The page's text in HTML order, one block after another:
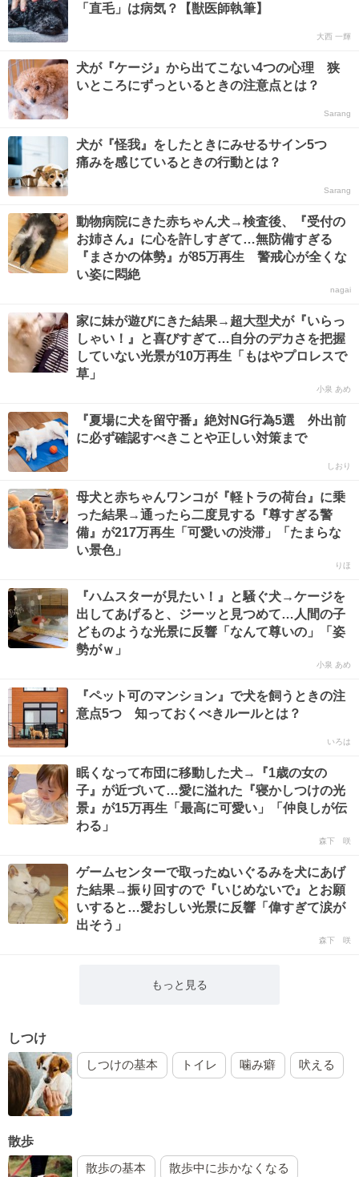
「直毛」は病気？【獣医師執筆】
大西 一輝
犬が『ケージ』から出てこない4つの心理 狭
いところにずっといるときの注意点とは？
Sarang
犬が『怪我』をしたときにみせるサイン5つ
痛みを感じているときの行動とは？
Sarang
動物病院にきた赤ちゃん犬→検査後、『受付の
お姉さん』に心を許しすぎて…無防備すぎる
『まさかの体勢』が85万再生 警戒心が全くな
い姿に悶絶
nagai
家に妹が遊びにきた結果→超大型犬が『いらっ
しゃい！』と喜びすぎて…自分のデカさを把握
していない光景が10万再生「もはやプロレスで
草」
小泉 あめ
『夏場に犬を留守番』絶対NG行為5選 外出前
に必ず確認すべきことや正しい対策まで
しおり
母犬と赤ちゃんワンコが『軽トラの荷台』に乗
った結果→通ったら二度見する『尊すぎる警
備』が217万再生「可愛いの渋滞」「たまらな
い景色」
りほ
『ハムスターが見たい！』と騒ぐ犬→ケージを
出してあげると、ジーッと見つめて…人間の子
どものような光景に反響「なんて尊いの」「姿
勢がｗ」
小泉 あめ
『ペット可のマンション』で犬を飼うときの注
意点5つ 知っておくべきルールとは？
いろは
眠くなって布団に移動した犬→『1歳の女の
子』が近づいて…愛に溢れた『寝かしつけの光
景』が15万再生「最高に可愛い」「仲良しが伝
わる」
森下 咲
ゲームセンターで取ったぬいぐるみを犬にあげ
た結果→振り回すので『いじめないで』とお願
いすると…愛おしい光景に反響「偉すぎて涙が
出そう」
森下 咲
もっと見る
しつけ
しつけの基本 トイレ 噛み癖 吠える
散歩
散歩の基本 散歩中に歩かなくなる